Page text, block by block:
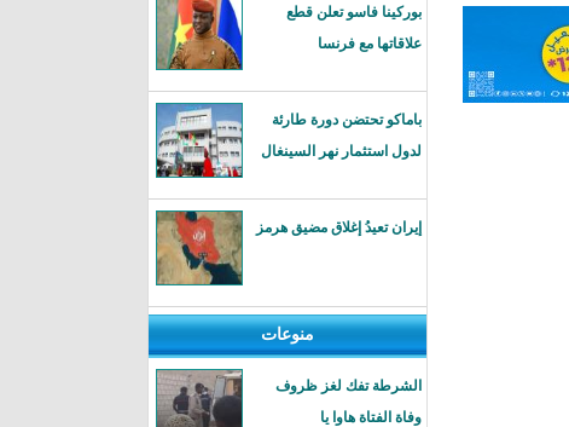
بوركينا فاسو تعلن قطع
علاقاتها مع فرنسا
باماكو تحتضن دورة طارئة
لدول استثمار نهر السينغال
إيران تعيدُ إغلاق مضيق هرمز
منوعات
الشرطة تفك لغز ظروف
وفاة الفتاة هاوا يا